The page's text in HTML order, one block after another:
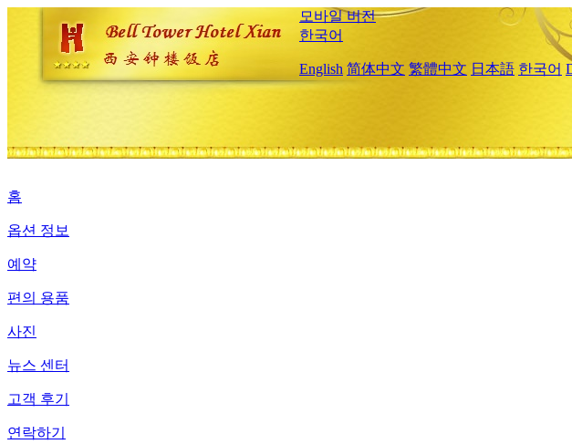
모바일 버전
한국어
English 简体中文 繁體中文 日本語 한국어
홈
옵션 정보
예약
편의 용품
사진
뉴스 센터
고객 후기
연락하기